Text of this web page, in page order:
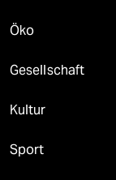
Öko
Gesellschaft
Kultur
Sport